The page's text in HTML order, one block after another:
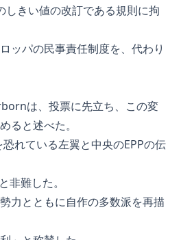
きい値の改訂である規則に拘
ッパの民事責任制度を、代わり
は、投票に先立ち、この変
ると述べた。
れている左翼と中央のEPPの伝
難した。
力とともに自作の多数派を再描